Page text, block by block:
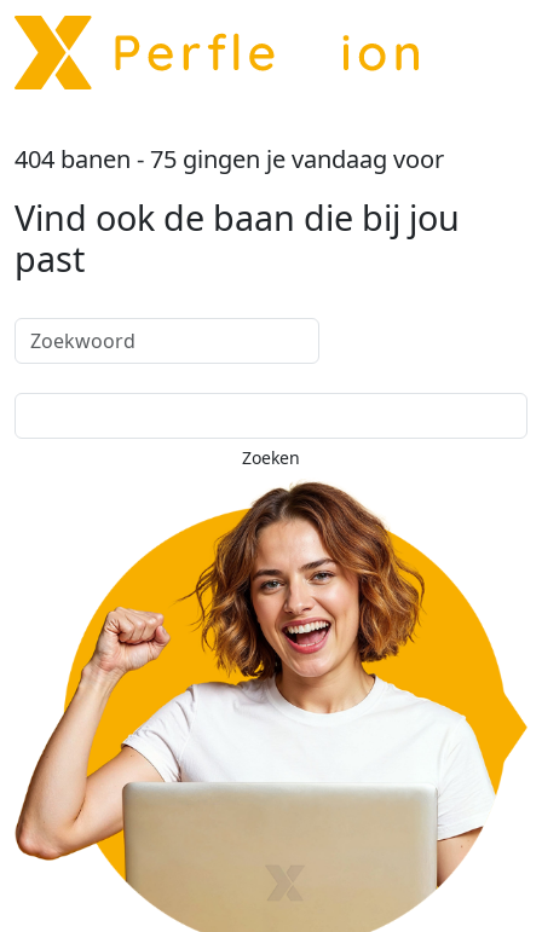
404 banen -75 gingen je vandaag voor
Vind ook de baan die bij jou
past
Zoeken